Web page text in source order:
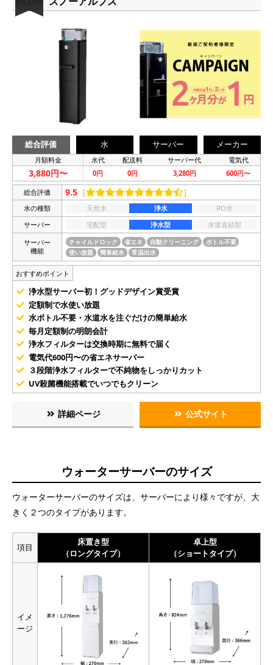
総合評価 水 サーバー メーカー
月額料金 水代 配送料 サーバー代 電気代
3,880円〜 0円 0円 3,280円 600円〜
総合評価 9.5 ［ ］
水の種類 天然水 浄水
RO水
サーバー
宅配型 浄水型
水道直結型
サーバー
機能
チャイルドロック 省エネ 自動クリーニング
ボトル不要
使い放題
簡単給水 常温出水
おすすめポイント
浄水型サーバー初！グッドデザイン賞受賞
定額制で水使い放題
水ボトル不要・水道水を注ぐだけの簡単給水
毎月定額制の明朗会計
浄水フィルターは交換時期に無料で届く
電気代600円〜の省エネサーバー
３段階浄水フィルターで不純物をしっかりカット
UV殺菌機能搭載でいつでもクリーン
詳細ページ 公式サイト
ウォーターサーバーのサイズ
ウォーターサーバーのサイズは、サーバーにより様々ですが、大
きく２つのタイプがあります。
項目
床置き型
（ロングタイプ）
卓上型
（ショートタイプ）
イメ
ージ